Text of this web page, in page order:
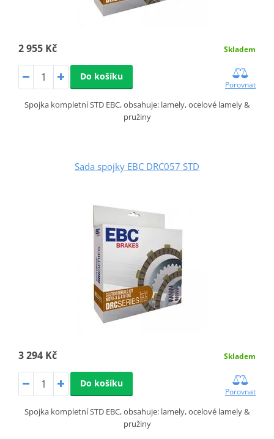
2 955 Kč Skladem
Do košíku
Porovnat
Spojka kompletní STD EBC, obsahuje: lamely, ocelové lamely &
pružiny
Sada spojky EBC DRC057 STD
3 294 Kč Skladem
Do košíku
Porovnat
Spojka kompletní STD EBC, obsahuje: lamely, ocelové lamely &
pružiny